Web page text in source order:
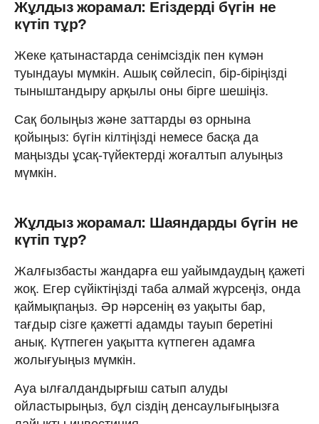
Жұлдыз жорамал: Егіздерді бүгін не
күтіп тұр?
Жеке қатынастарда сенімсіздік пен күмән
туындауы мүмкін. Ашық сөйлесіп, бір-біріңізді
тыныштандыру арқылы оны бірге шешіңіз.
Сақ болыңыз және заттарды өз орнына
қойыңыз: бүгін кілтіңізді немесе басқа да
маңызды ұсақ-түйектерді жоғалтып алуыңыз
мүмкін.
Жұлдыз жорамал: Шаяндарды бүгін не
күтіп тұр?
Жалғызбасты жандарға еш уайымдаудың қажеті
жоқ. Егер сүйіктіңізді таба алмай жүрсеңіз, онда
қаймықпаңыз. Әр нәрсенің өз уақыты бар,
тағдыр сізге қажетті адамды тауып беретіні
анық. Күтпеген уақытта күтпеген адамға
жолығуыңыз мүмкін.
Ауа ылғалдандырғыш сатып алуды
ойластырыңыз, бұл сіздің денсаулығыңызға